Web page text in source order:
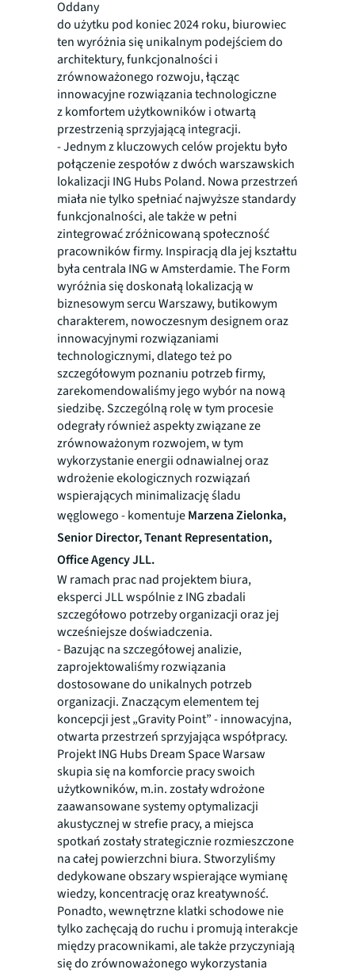
Oddany
do użytku pod koniec 2024 roku, biurowiec
ten wyróżnia się unikalnym podejściem do
architektury, funkcjonalności i
zrównoważonego rozwoju, łącząc
innowacyjne rozwiązania technologiczne
z komfortem użytkowników i otwartą
przestrzenią sprzyjającą integracji.
- Jednym z kluczowych celów projektu było
połączenie zespołów z dwóch warszawskich
lokalizacji ING Hubs Poland. Nowa przestrzeń
miała nie tylko spełniać najwyższe standardy
funkcjonalności, ale także w pełni
zintegrować zróżnicowaną społeczność
pracowników firmy. Inspiracją dla jej kształtu
była centrala ING w Amsterdamie. The Form
wyróżnia się doskonałą lokalizacją w
biznesowym sercu Warszawy, butikowym
charakterem, nowoczesnym designem oraz
innowacyjnymi rozwiązaniami
technologicznymi, dlatego też po
szczegółowym poznaniu potrzeb firmy,
zarekomendowaliśmy jego wybór na nową
siedzibę. Szczególną rolę w tym procesie
odegrały również aspekty związane ze
zrównoważonym rozwojem, w tym
wykorzystanie energii odnawialnej oraz
wdrożenie ekologicznych rozwiązań
wspierających minimalizację śladu
węglowego - komentujeMarzena Zielonka,
Senior Director, Tenant Representation,
Office Agency JLL.
W ramach prac nad projektem biura,
eksperci JLL wspólnie z ING zbadali
szczegółowo potrzeby organizacji oraz jej
wcześniejsze doświadczenia.
- Bazując na szczegółowej analizie,
zaprojektowaliśmy rozwiązania
dostosowane do unikalnych potrzeb
organizacji. Znaczącym elementem tej
koncepcji jest „Gravity Point” - innowacyjna,
otwarta przestrzeń sprzyjająca współpracy.
Projekt ING Hubs Dream Space Warsaw
skupia się na komforcie pracy swoich
użytkowników, m.in. zostały wdrożone
zaawansowane systemy optymalizacji
akustycznej w strefie pracy, a miejsca
spotkań zostały strategicznie rozmieszczone
na całej powierzchni biura. Stworzyliśmy
dedykowane obszary wspierające wymianę
wiedzy, koncentrację oraz kreatywność.
Ponadto, wewnętrzne klatki schodowe nie
tylko zachęcają do ruchu i promują interakcje
między pracownikami, ale także przyczyniają
się do zrównoważonego wykorzystania